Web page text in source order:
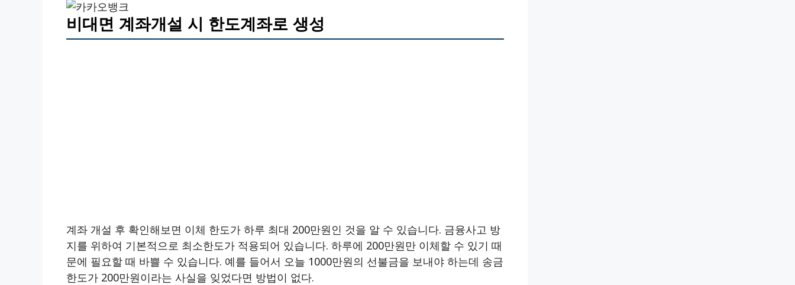
비대면 계좌개설 시 한도계좌로 생성
계좌 개설 후 확인해보면 이체 한도가 하루 최대 200만원인 것을 알 수 있습니다. 금융사고 방
지를 위하여 기본적으로 최소한도가 적용되어 있습니다. 하루에 200만원만 이체할 수 있기 때
문에 필요할 때 바쁠 수 있습니다. 예를 들어서 오늘 1000만원의 선불금을 보내야 하는데 송금
한도가 200만원이라는 사실을 잊었다면 방법이 없다.